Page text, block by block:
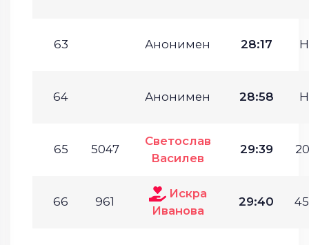
63 Анонимен 28:17
64 Анонимен 28:58
65 5047
Светослав
Василев
29:39
66 961
Искра
Иванова
29:40